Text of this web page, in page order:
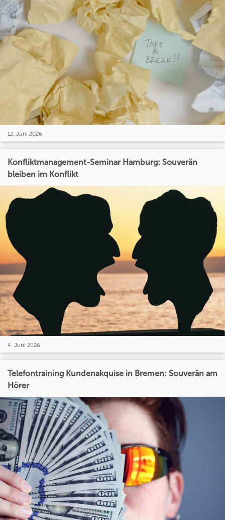
12. Juni 2026
Konfliktmanagement-Seminar Hamburg: Souverän
bleiben im Konflikt
4. Juni 2026
Telefontraining Kundenakquise in Bremen: Souverän am
Hörer